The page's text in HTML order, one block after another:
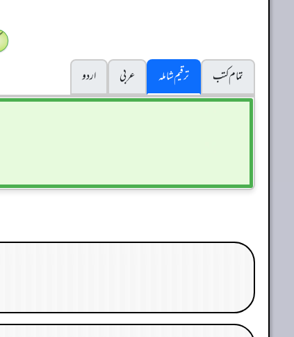
تمام کتب
ترقیم شاملہ عربی
اردو